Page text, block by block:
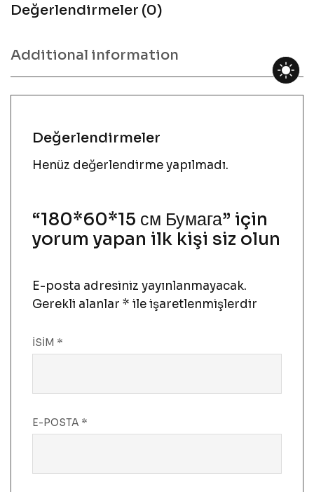
Değerlendirmeler (0)
Additional information
Değerlendirmeler
Henüz değerlendirme yapılmadı.
“180*60*15 см Бумага” için
yorum yapan ilk kişi siz olun
E-posta adresiniz yayınlanmayacak.
Gerekli alanlar * ile işaretlenmişlerdir
İSIM *
E-POSTA *